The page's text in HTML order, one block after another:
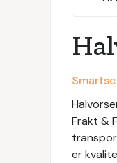
Frakt &
er